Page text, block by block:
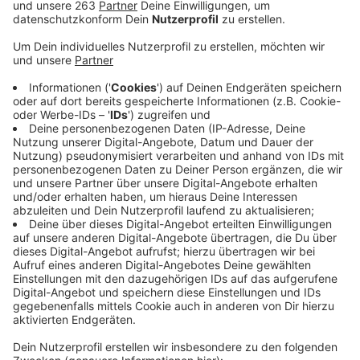
Enormer Andrang herrschte gestern im Siegener
konsularischen Diensten des türkischen
Generalkonsulats in Essen. Die meisten Besucher
waren laut Kreisverwaltung gekommen, um
beispielsweise ihren Pass zu verlängern oder eine
Adressänderung vorzunehmen. Manche Besucher
hatten aber auch ein Anliegen im Zusammenhang mit
Angehörigen in den Erdbebengebieten. Deshalb war
gestern auch das Ausländeramt des Kreises Siegen-
Wittgenstein besetzt. Auf Initiative einer Mitarbeiterin
wurden Kuchen, türkische Spezialitäten und Kaffee
zugunsten der Erdbebenopfer in der Türkei
angeboten. Die Aktion spart vielen türkischen
Staatsangehörigen, die in Siegen-Wittgenstein leben,
die Fahrt zum türkischen Generalkonsulat nach Essen.